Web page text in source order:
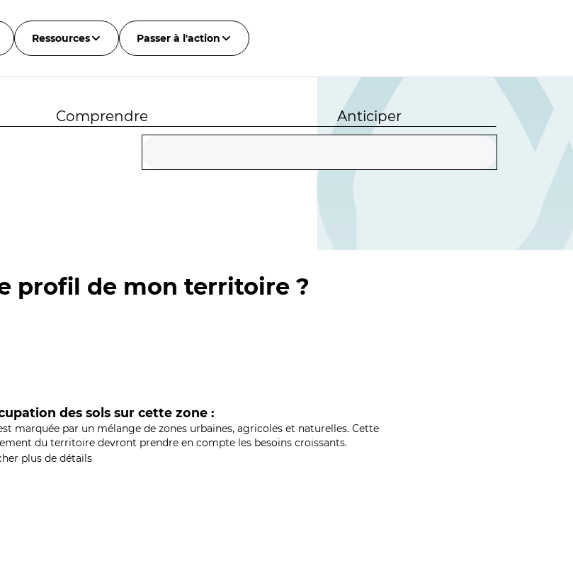
Ressources Passer à l'action
Comprendre Anticiper
profil de mon territoire ?
des sols sur cette zone :
marquée par un mélange de zones urbaines, agricoles et naturelles. Cette
du territoire devront prendre en compte les besoins croissants.
plus de détails